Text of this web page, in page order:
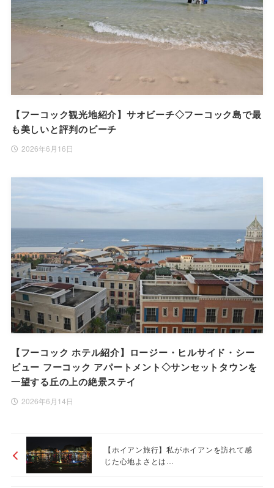
【フーコック観光地紹介】サオビーチ◇フーコック島で最
も美しいと評判のビーチ
2026年6月16日
【フーコック ホテル紹介】ロージー・ヒルサイド・シー
ビュー フーコック アパートメント◇サンセットタウンを
一望する丘の上の絶景ステイ
2026年6月14日
【ホイアン旅行】私がホイアンを訪れて感
じた心地よさとは…